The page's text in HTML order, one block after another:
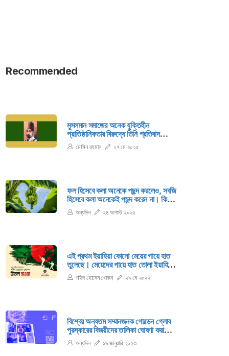
Recommended
মুসলমান সমাজের অনেক যুক্তিহীন
প্রাতিষ্ঠানিকতার বিরুদ্ধে তিনি প্রতিবাদ
করেছেন, একই সঙ্গে মুসলিম জাগরণেরও
অন্যতম কর্মী ছিলেন।
মোমিন রহমান ২৭ মে ২০২৫
ফল হিসেবে কলা অনেকে পছন্দ করলেও, সবজি
হিসেবে কলা অনেকেই পছন্দ করেন না। কিন্তু
সবজি হিসেবে কাঁচাকলা বেশ স্বাস্থ্যকর।
অন্যদিন ২৪ অগাস্ট ২০২৫
এই প্রথম ইয়াহিয়া কোনো মেয়ের গায়ে হাত
তুলেছে। মেয়েদের গায়ে হাত তোলা ইয়াহিয়ার
একেবারেই অপছন্দ। ওরা তো এমনিতেই
মোমের মতো নরম, ওদের গায়ে হাত তোলার
শহিদ হোসেন খোকন ২৯ মে ২০২২
বিশ্বের অন্যতম সম্মানজনক গোল্ডেন গ্লোব
পুরস্কারের বিজয়ীদের তালিকা ঘোষণা করা
হয়েছে। দেশী ও বিদেশী চলচ্চিত্র-
টেলিভিশনে সেরা অবদানের জন্য এই পুরস্কার
অন্যদিন ১৯ জানুয়ারি ২০২৩